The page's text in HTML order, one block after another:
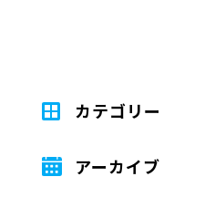
進する上での課題や展望
れ、 参加者同士のネット
した業務改革を進めると
カテゴリー
アーカイブ